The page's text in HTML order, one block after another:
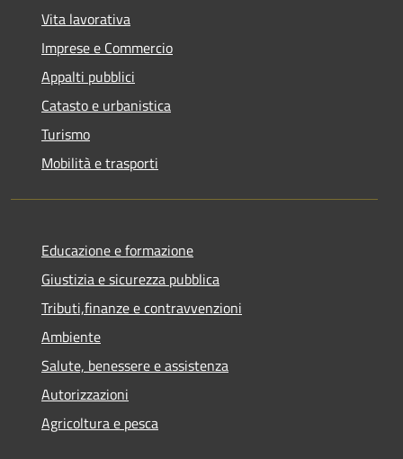
Vita lavorativa
Imprese e Commercio
Appalti pubblici
Catasto e urbanistica
Turismo
Mobilità e trasporti
Educazione e formazione
Giustizia e sicurezza pubblica
Tributi,finanze e contravvenzioni
Ambiente
Salute, benessere e assistenza
Autorizzazioni
Agricoltura e pesca